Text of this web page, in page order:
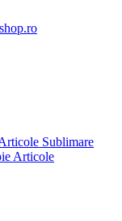
Sublimare
Articole